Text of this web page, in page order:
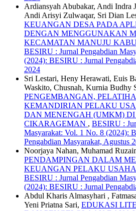
Ardiansyah Abubakar, Andi Indra
Andi Arisyi Zulwaqar, Sri Dian
KEUANGAN DESA PADA
DENGAN MENGGUNAKAN
KECAMATAN MANUJU
BESIRU : Jurnal Pengabdian
(2024): BESIRU : Jurnal
2024
Sri Lestari, Heny Herawati, Euis
Waskito, Chusnah, Kurnia Budhy
PENGEMBANGAN,
KEMANDIRIAN PELAKU
DAN MENENGAH (UMKM) DI
CIKARAGEMAN , BESIRU :
Masyarakat: Vol. 1 No. 8 (2024):
Pengabdian Masyarakat, Agustus
Noorjaya Nahan, Muhamad
PENDAMPINGAN DALAM
KEUANGAN PELAKU
BESIRU : Jurnal Pengabdian
(2024): BESIRU : Jurnal
Abdul Kharis Almasyhari ,
Yeni Priatna Sari, EDUKASI